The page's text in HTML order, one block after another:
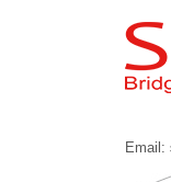
Email: